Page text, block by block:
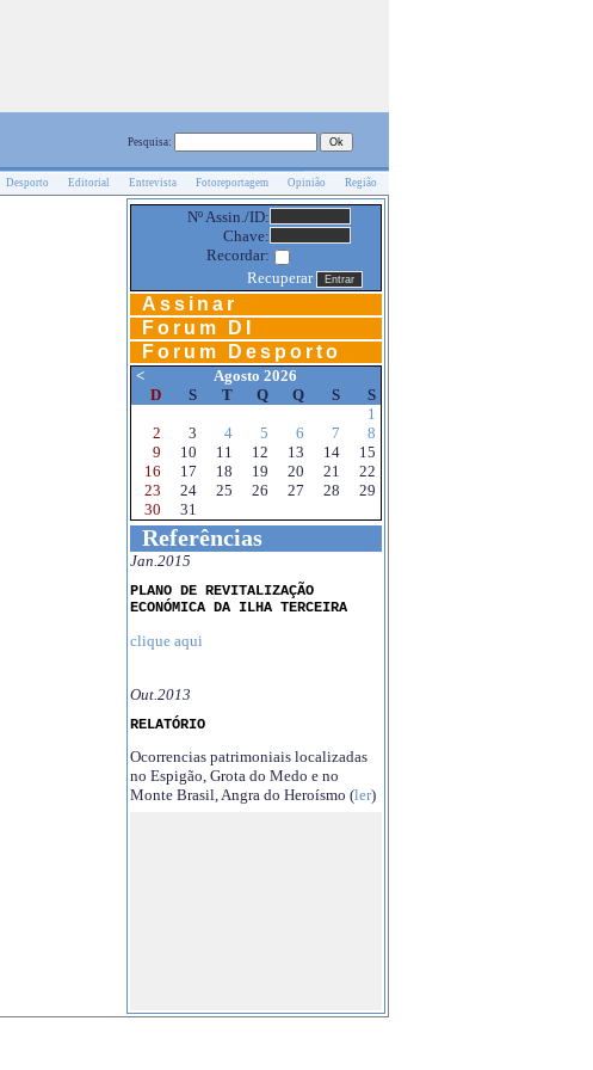
Pesquisa:
Desporto Editorial Entrevista Fotoreportagem Opinião Região
Nº Assin./ID:
Chave:
Recordar:
Recuperar
Assinar
Forum DI
Forum Desporto
<
Agosto 2026
D
S T Q Q S
S
1
2
3 4 5 6 7
8
9
10 11 12 13 14
15
16
17 18 19 20 21
22
23
24 25 26 27 28
29
30
31
Referências
Jan.2015
PLANO DE REVITALIZAÇÃO
ECONÓMICA DA ILHA TERCEIRA
clique aqui
Out.2013
RELATÓRIO
Ocorrencias patrimoniais localizadas
no Espigão, Grota do Medo e no
Monte Brasil, Angra do Heroísmo (ler)